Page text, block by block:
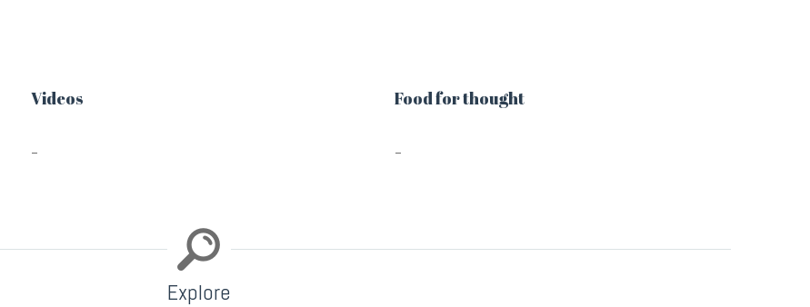
Videos
–
Food for thought
–
Explore